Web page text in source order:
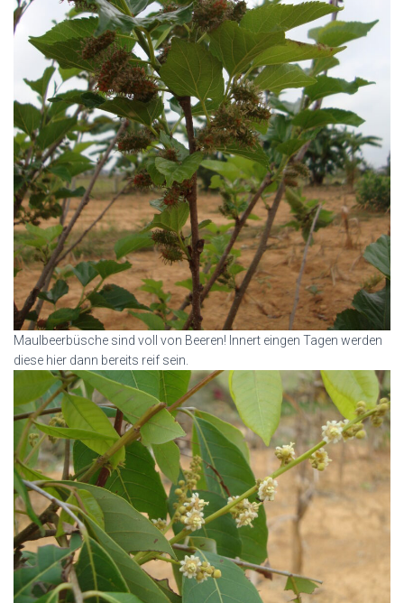
Maulbeerbüsche sind voll von Beeren! Innert eingen Tagen werden
diese hier dann bereits reif sein.